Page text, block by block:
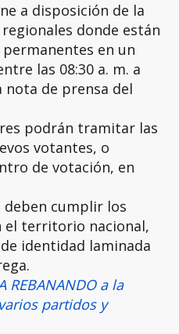
a disposición de la
donde están
en un
las 08:30 a. m. a
nota de prensa del
podrán tramitar las
votantes, o
de votación, en
deben cumplir los
el territorio nacional,
identidad laminada
REBANANDO a la
partidos y